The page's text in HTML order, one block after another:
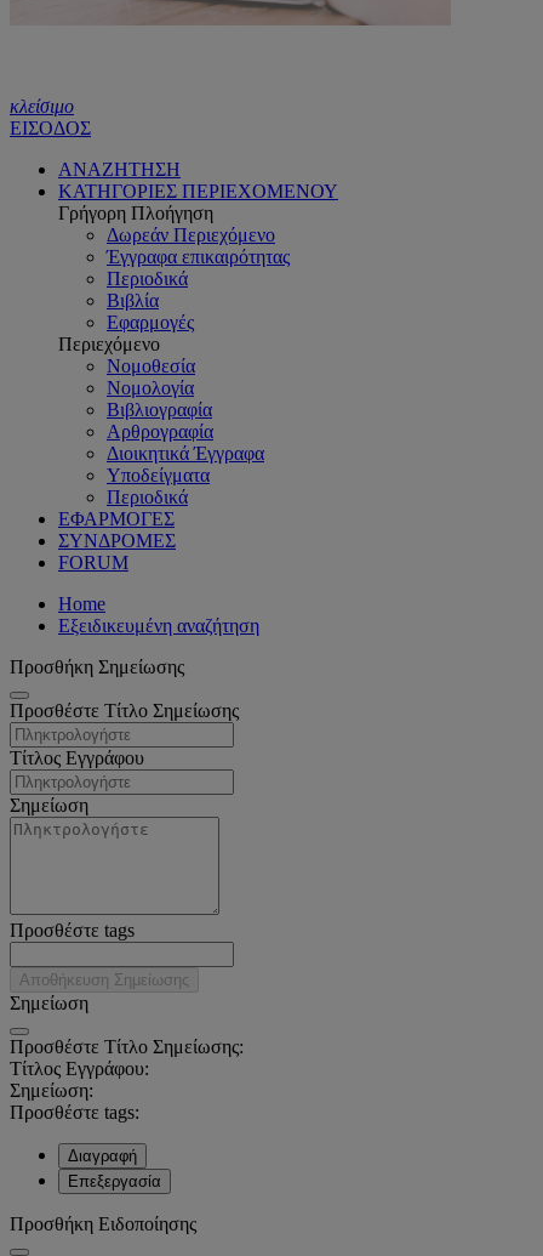
κλείσιμο
ΕΙΣΟΔΟΣ
ΑΝΑΖΗΤΗΣΗ
ΚΑΤΗΓΟΡΙΕΣ ΠΕΡΙΕΧΟΜΕΝΟΥ
Γρήγορη Πλοήγηση
Δωρεάν Περιεχόμενο
Έγγραφα επικαιρότητας
Περιοδικά
Βιβλία
Εφαρμογές
Περιεχόμενο
Νομοθεσία
Νομολογία
Βιβλιογραφία
Αρθρογραφία
Διοικητικά Έγγραφα
Υποδείγματα
Περιοδικά
ΕΦΑΡΜΟΓΕΣ
ΣΥΝΔΡΟΜΕΣ
FORUM
Home
Εξειδικευμένη αναζήτηση
Προσθήκη Σημείωσης
Προσθέστε Τίτλο Σημείωσης
Τίτλος Εγγράφου
Σημείωση
Προσθέστε tags
Αποθήκευση Σημείωσης
Σημείωση
Προσθέστε Τίτλο Σημείωσης:
Τίτλος Εγγράφου:
Σημείωση:
Προσθέστε tags:
Διαγραφή
Επεξεργασία
Προσθήκη Ειδοποίησης